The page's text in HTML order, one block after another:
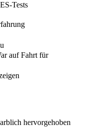
Tests
auf Fahrt für
hervorgehoben